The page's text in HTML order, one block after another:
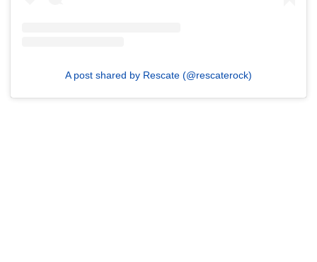
A post shared by Rescate (@rescaterock)